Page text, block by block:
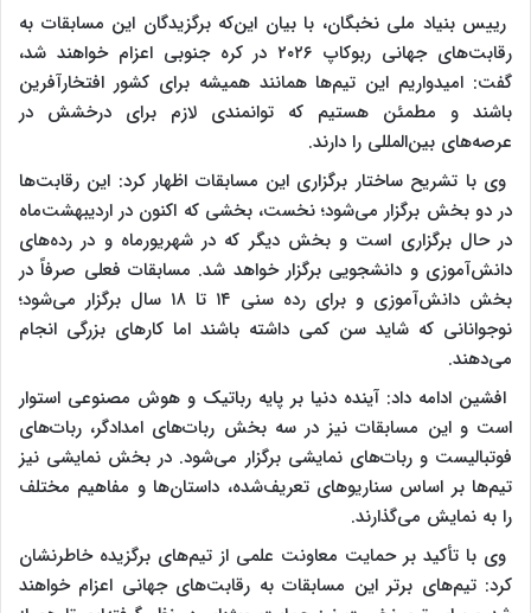
رییس بنیاد ملی نخبگان، با بیان این‌که برگزیدگان این مسابقات به
رقابت‌های جهانی ربوکاپ ۲۰۲۶ در کره جنوبی اعزام خواهند شد،
گفت: امیدواریم این تیم‌ها همانند همیشه برای کشور افتخارآفرین
باشند و مطمئن هستیم که توانمندی لازم برای درخشش در
عرصه‌های بین‌المللی را دارند.
وی با تشریح ساختار برگزاری این مسابقات اظهار کرد: این رقابت‌ها
در دو بخش برگزار می‌شود؛ نخست، بخشی که اکنون در اردیبهشت‌ماه
در حال برگزاری است و بخش دیگر که در شهریورماه و در رده‌های
دانش‌آموزی و دانشجویی برگزار خواهد شد. مسابقات فعلی صرفاً در
بخش دانش‌آموزی و برای رده سنی ۱۴ تا ۱۸ سال برگزار می‌شود؛
نوجوانانی که شاید سن کمی داشته باشند اما کارهای بزرگی انجام
می‌دهند.
افشین ادامه داد: آینده دنیا بر پایه رباتیک و هوش مصنوعی استوار
است و این مسابقات نیز در سه بخش ربات‌های امدادگر، ربات‌های
فوتبالیست و ربات‌های نمایشی برگزار می‌شود. در بخش نمایشی نیز
تیم‌ها بر اساس سناریوهای تعریف‌شده، داستان‌ها و مفاهیم مختلف
را به نمایش می‌گذارند.
وی با تأکید بر حمایت معاونت علمی از تیم‌های برگزیده خاطرنشان
کرد: تیم‌های برتر این مسابقات به رقابت‌های جهانی اعزام خواهند